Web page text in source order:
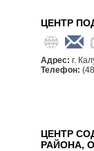
ЦЕНТР
Адрес: г.
Телефон:
ЦЕНТР
РАЙОНА,